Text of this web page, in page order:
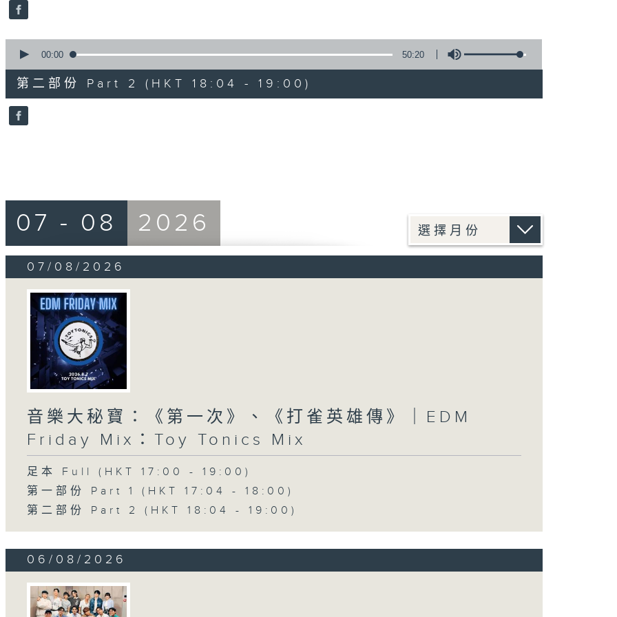
seconds
90%
seconds
50
minutes,
20
seconds
90%
00:00 50:20
第二部份 Part 2 (HKT 18:04 - 19:00)
07 - 08 2026
07/08/2026
音樂大秘寶：《第一次》、《打雀英雄傳》｜EDM
Friday Mix：Toy Tonics Mix
足本 Full (HKT 17:00 - 19:00)
第一部份 Part 1 (HKT 17:04 - 18:00)
第二部份 Part 2 (HKT 18:04 - 19:00)
06/08/2026